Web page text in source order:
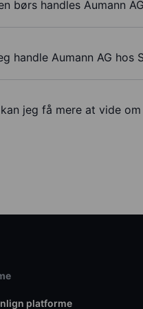
børs handles Aumann
handle Aumann AG hos
jeg få mere at vide
platforme